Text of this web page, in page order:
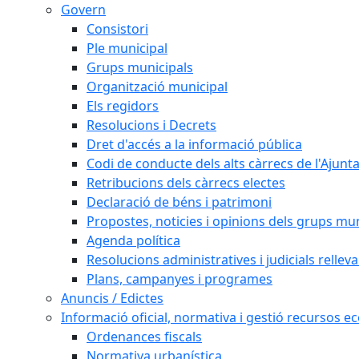
Govern
Consistori
Ple municipal
Grups municipals
Organització municipal
Els regidors
Resolucions i Decrets
Dret d'accés a la informació pública
Codi de conducte dels alts càrrecs de
Retribucions dels càrrecs electes
Declaració de béns i patrimoni
Propostes, noticies i opinions dels grups
Agenda política
Resolucions administratives i judicials
Plans, campanyes i programes
Anuncis / Edictes
Informació oficial, normativa i gestió recursos
Ordenances fiscals